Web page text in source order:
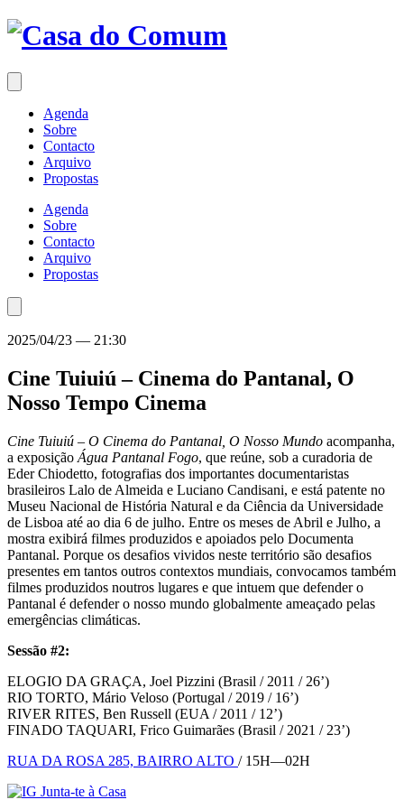
Saltar
para
conteúdo
Agenda
Sobre
Contacto
Arquivo
Propostas
Agenda
Sobre
Contacto
Arquivo
Propostas
2025/04/23 — 21:30
Cine Tuiuiú – Cinema do Pantanal, O
Nosso Tempo Cinema
Cine Tuiuiú – O Cinema do Pantanal, O Nosso Mundo acompanha,
a exposição Água Pantanal Fogo, que reúne, sob a curadoria de
Eder Chiodetto, fotografias dos importantes documentaristas
brasileiros Lalo de Almeida e Luciano Candisani, e está patente no
Museu Nacional de História Natural e da Ciência da Universidade
de Lisboa até ao dia 6 de julho. Entre os meses de Abril e Julho, a
mostra exibirá filmes produzidos e apoiados pelo Documenta
Pantanal. Porque os desafios vividos neste território são desafios
presentes em tantos outros contextos mundiais, convocamos também
filmes produzidos noutros lugares e que intuem que defender o
Pantanal é defender o nosso mundo globalmente ameaçado pelas
emergências climáticas.
Sessão #2:
ELOGIO DA GRAÇA, Joel Pizzini (Brasil / 2011 / 26’)
RIO TORTO, Mário Veloso (Portugal / 2019 / 16’)
RIVER RITES, Ben Russell (EUA / 2011 / 12’)
FINADO TAQUARI, Frico Guimarães (Brasil / 2021 / 23’)
RUA DA ROSA 285, BAIRRO ALTO / 15H—02H
Junta-te à Casa